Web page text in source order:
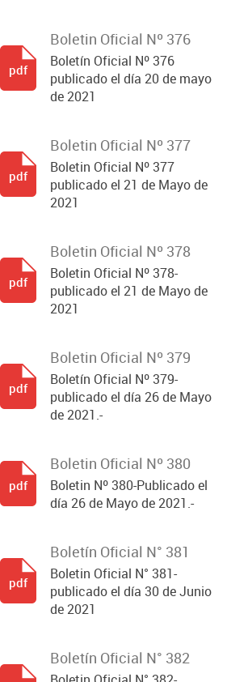
Boletin Oficial Nº 376
Boletín Oficial Nº 376
publicado el día 20 de mayo
de 2021
pdf
Boletin Oficial Nº 377
Boletin Oficial Nº 377
publicado el 21 de Mayo de
2021
pdf
Boletin Oficial Nº 378
Boletin Oficial Nº 378-
publicado el 21 de Mayo de
2021
pdf
Boletin Oficial Nº 379
Boletín Oficial Nº 379-
publicado el día 26 de Mayo
de 2021.-
pdf
Boletin Oficial Nº 380
Boletin Nº 380-Publicado el
día 26 de Mayo de 2021.-
pdf
Boletín Oficial N° 381
Boletin Oficial N° 381-
publicado el día 30 de Junio
de 2021
pdf
Boletín Oficial N° 382